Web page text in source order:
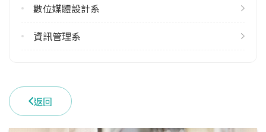
數位媒體設計系
資訊管理系
返回